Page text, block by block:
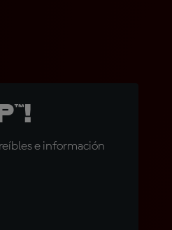
e información